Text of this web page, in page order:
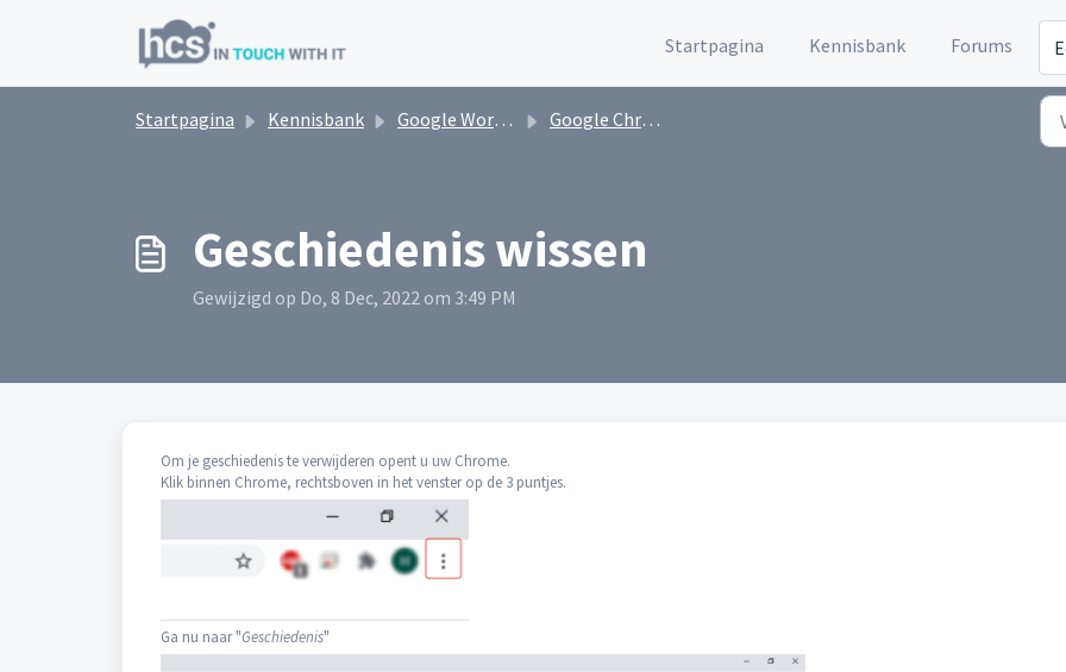
Startpagina
Kennisbank Forums
Startpagina Kennisbank Google Workspace Google Chrome
Geschiedenis wissen
Gewijzigd op Do, 8 Dec, 2022 om 3:49 PM
Om je geschiedenis te verwijderen opent u uw Chrome.
Klik binnen Chrome, rechtsboven in het venster op de 3 puntjes.
Ga nu naar "Geschiedenis"